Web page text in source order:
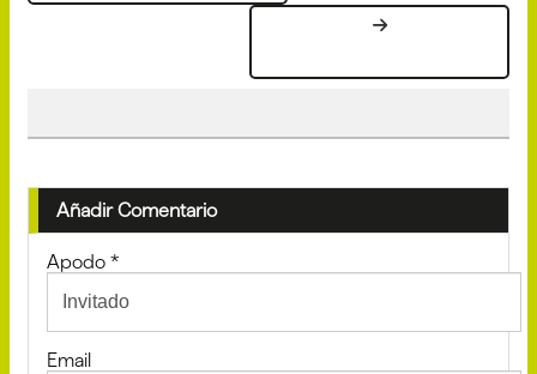
Añadir Comentario
Apodo *
Email